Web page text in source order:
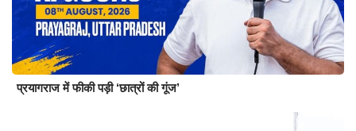
प्रयागराज में फीकी पड़ी ‘छात्रों की गूंज’